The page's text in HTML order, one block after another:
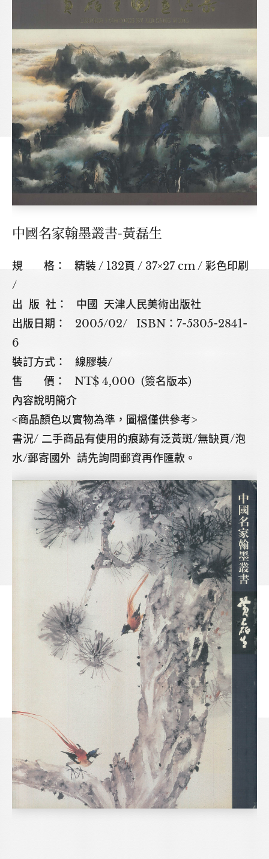
中國名家翰墨叢書-黃磊生
規 格： 精裝 / 132頁 / 37×27 cm / 彩色印刷
/
出 版 社： 中國 天津人民美術出版社
出版日期： 2005/02/ ISBN：7-5305-2841-
6
裝訂方式： 線膠裝/
售 價： NT$ 4,000 (簽名版本)
內容說明簡介
<商品顏色以實物為準，圖檔僅供參考>
書況/ 二手商品有使用的痕跡有泛黃斑/無缺頁/泡
水/郵寄國外 請先詢問郵資再作匯款。